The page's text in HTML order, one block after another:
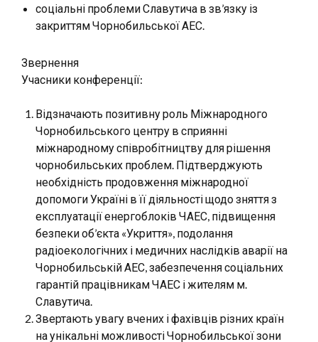
соціальні проблеми Славутича в зв’язку із
закриттям Чорнобильської АЕС.
Звернення
Учасники конференції:
Відзначають позитивну роль Міжнародного
Чорнобильського центру в сприянні
міжнародному співробітництву для рішення
чорнобильських проблем. Підтверджують
необхідність продовження міжнародної
допомоги Україні в її діяльності щодо зняття з
експлуатації енергоблоків ЧАЕС, підвищення
безпеки об’єкта «Укриття», подолання
радіоекологічних і медичних наслідків аварії на
Чорнобильській АЕС, забезпечення соціальних
гарантій працівникам ЧАЕС і жителям м.
Славутича.
Звертають увагу вчених і фахівців різних країн
на унікальні можливості Чорнобильської зони